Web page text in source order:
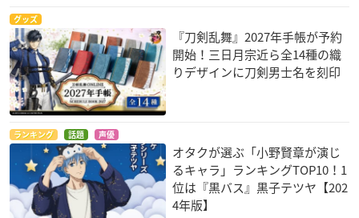
グッズ
『刀剣乱舞』2027年手帳が予約
開始！三日月宗近ら全14種の織
りデザインに刀剣男士名を刻印
ランキング 話題 声優
オタクが選ぶ「小野賢章が演じ
るキャラ」ランキングTOP10！1
位は『黒バス』黒子テツヤ【202
4年版】